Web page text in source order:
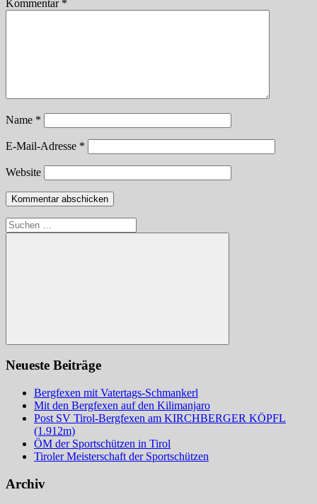
Kommentar *
Name *
E-Mail-Adresse *
Website
Suchen
nach:
Suchen
Neueste Beiträge
Bergfexen mit Vatertags-Schmankerl
Mit den Bergfexen auf den Kilimanjaro
Post SV Tirol-Bergfexen am KIRCHBERGER KÖPFL
(1.912m)
ÖM der Sportschützen in Tirol
Tiroler Meisterschaft der Sportschützen
Archiv